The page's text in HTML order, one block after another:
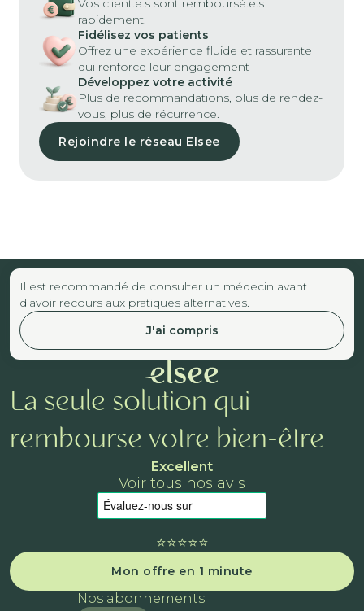
Vos client.e.s sont remboursé.e.s
rapidement.
Fidélisez vos patients
Offrez une expérience fluide et rassurante
qui renforce leur engagement
Développez votre activité
Plus de recommandations, plus de rendez-
vous, plus de récurrence.
Rejoindre le réseau Elsee
Il est recommandé de consulter un médecin avant
d'avoir recours aux pratiques alternatives.
J'ai compris
La seule solution qui
rembourse votre bien-être
Excellent
Voir tous nos avis
⭐️⭐️⭐️⭐️⭐️
Mon offre en 1 minute
Nos abonnements